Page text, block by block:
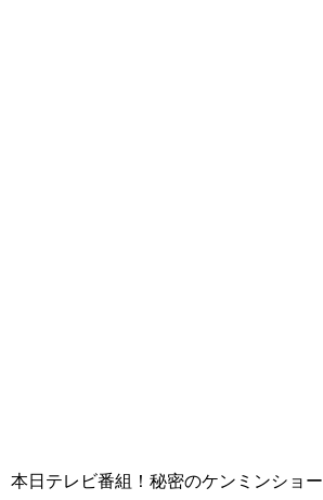
本日テレビ番組！秘密のケンミンショー